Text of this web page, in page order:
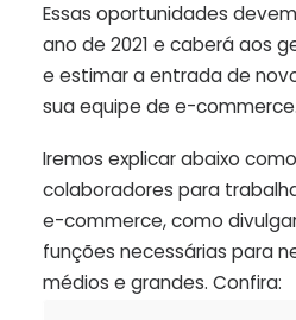
Essas oportunidades
ano de 2021 e caberá aos
e estimar a entrada de
sua equipe de e-commerce.
Iremos explicar abaixo
colaboradores para
e-commerce, como
funções necessárias para
médios e grandes. Confira: